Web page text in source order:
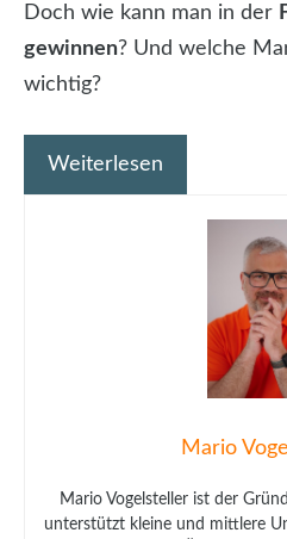
Doch wie kann man in der
gewinnen? Und welche
wichtig?
Weiterlesen
Mario
Mario Vogelsteller ist der
unterstützt kleine und mittlere